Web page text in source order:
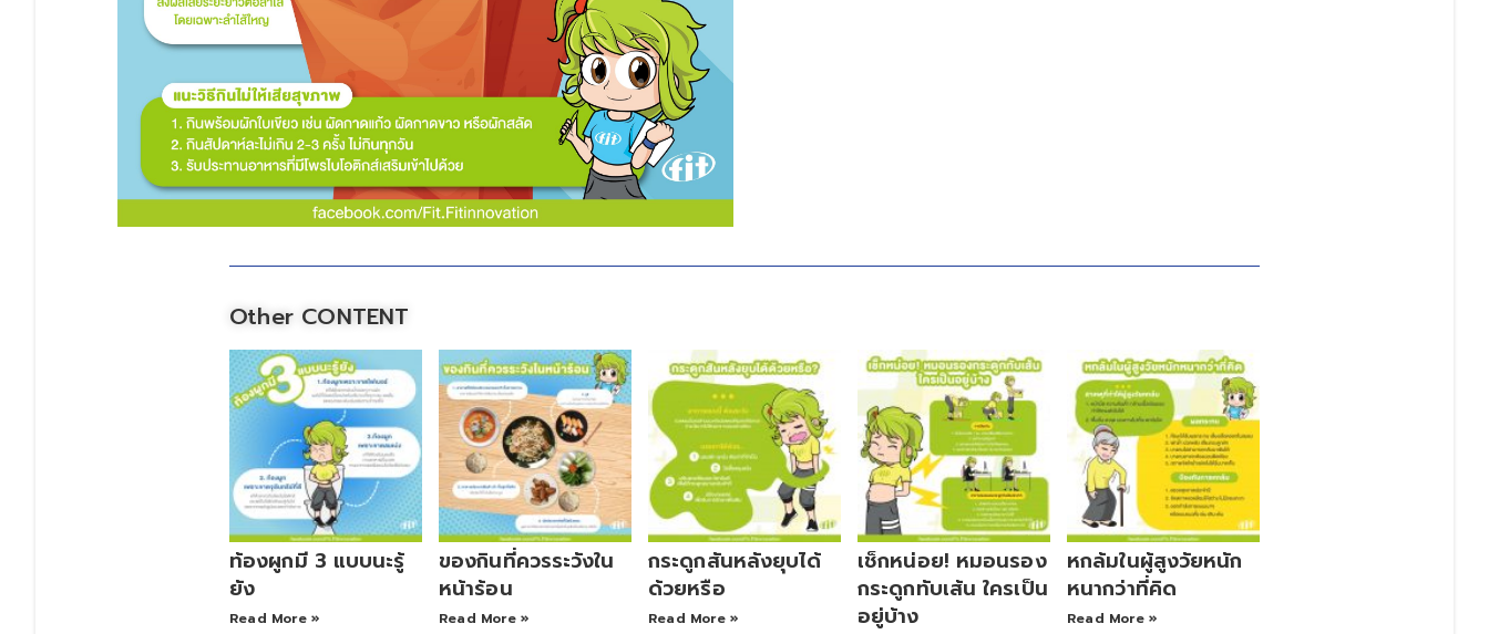
Other CONTENT
ท้องผูกมี 3 แบบนะรู้
ยัง
Read More »
ของกินที่ควรระวังใน
หน้าร้อน
Read More »
กระดูกสันหลังยุบได้
ด้วยหรือ
Read More »
เช็กหน่อย! หมอนรอง
กระดูกทับเส้น ใครเป็น
อยู่บ้าง
หกล้มในผู้สูงวัยหนัก
หนากว่าที่คิด
Read More »